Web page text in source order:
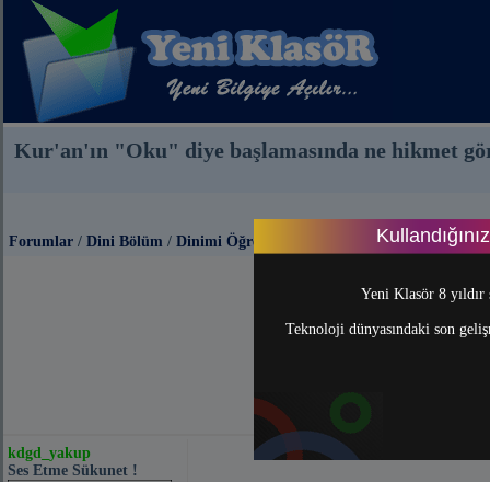
Yeni Klasör 8
Teknoloji dünyasındaki son
Kur'an'ın "Oku" diye başlamasında ne hikmet
Forumlar / Dini Bölüm / Dinimi Öğreniyorum
kdgd_yakup
Ses Etme Sükunet !